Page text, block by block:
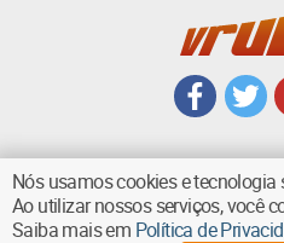
VOLTAR
Nós usamos cookies e
Ao utilizar nossos serviços, você
Saiba mais em Política de